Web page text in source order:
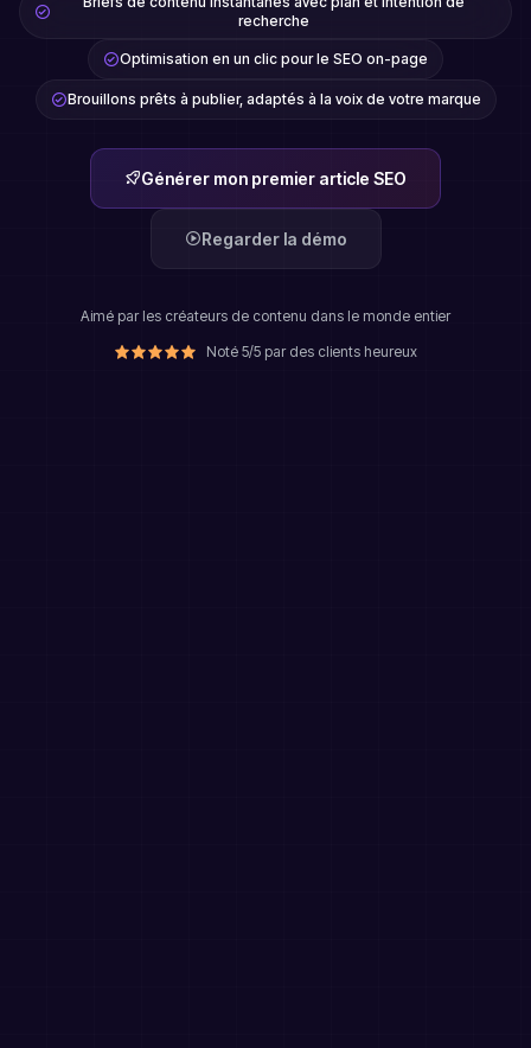
recherche
Optimisation en un clic pour le SEO on-page
Brouillons prêts à publier, adaptés à la voix de votre marque
Générer mon premier article SEO
Regarder la démo
Aimé par les créateurs de contenu dans le monde entier
Noté 5/5 par des clients heureux